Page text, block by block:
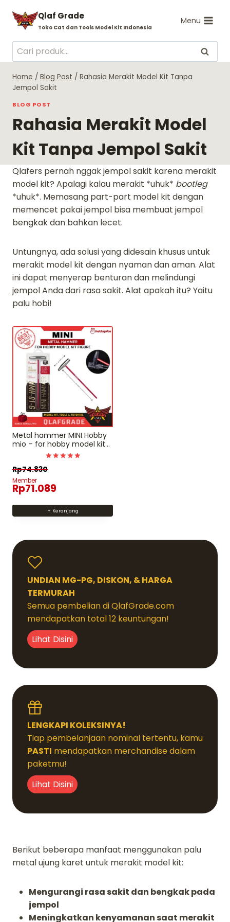
content
Qlaf Grade
Toko Cat dan Tools Model Kit Indonesia
Menu
Pencarian
untuk:
Cari
Home / Blog Post / Rahasia Merakit Model Kit Tanpa
Jempol Sakit
BLOG POST
Rahasia Merakit Model
Kit Tanpa Jempol Sakit
Qlafers pernah nggak jempol sakit karena merakit
model kit? Apalagi kalau merakit *uhuk* bootleg
*uhuk*. Memasang part-part model kit dengan
memencet pakai jempol bisa membuat jempol
bengkak dan bahkan lecet.
Untungnya, ada solusi yang didesain khusus untuk
merakit model kit dengan nyaman dan aman. Alat
ini dapat menyerap benturan dan melindungi
jempol Anda dari rasa sakit. Alat apakah itu? Yaitu
palu hobi!
Metal hammer MINI Hobby
mio – for hobby model kit
gundam figure
Dinilai
5
Rp74.830
Member
Rp71.089
+ Keranjang
UNDIAN MG-PG, DISKON, & HARGA
TERMURAH
Semua pembelian di QlafGrade.com
mendapatkan total 12 keuntungan!
Lihat Disini
LENGKAPI KOLEKSINYA!
Tiap pembelanjaan nominal tertentu, kamu
PASTI mendapatkan merchandise dalam
paketmu!
Lihat Disini
Berikut beberapa manfaat menggunakan palu
metal ujung karet untuk merakit model kit:
Mengurangi rasa sakit dan bengkak pada
jempol
Meningkatkan kenyamanan saat merakit